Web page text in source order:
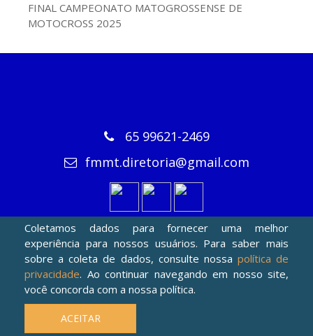
Coletamos dados para fornecer uma melhor
experiência para nossos usuários. Para saber mais
sobre a coleta de dados, consulte nossa política de
privacidade. Ao continuar navegando em nosso site,
você concorda com a nossa política.
ACEITAR
FINAL CAMPEONATO MATOGROSSENSE DE
MOTOCROSS 2025
65 99621-2469
fmmt.diretoria@gmail.com
Copyright © 2021Bahia WebSites
para a Federação de Motociclismo de Mato Grosso